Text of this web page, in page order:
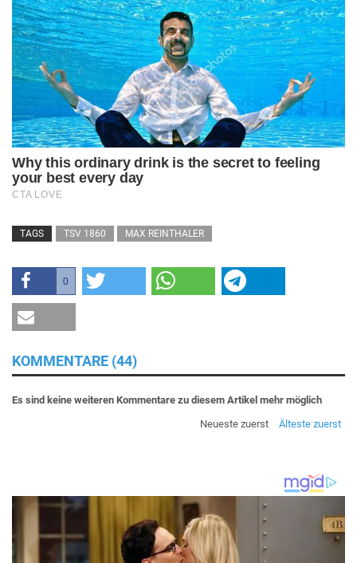
TAGS TSV 1860 MAX REINTHALER
0
KOMMENTARE (44)
Es sind keine weiteren Kommentare zu diesem Artikel mehr möglich
Neueste zuerst
Älteste zuerst